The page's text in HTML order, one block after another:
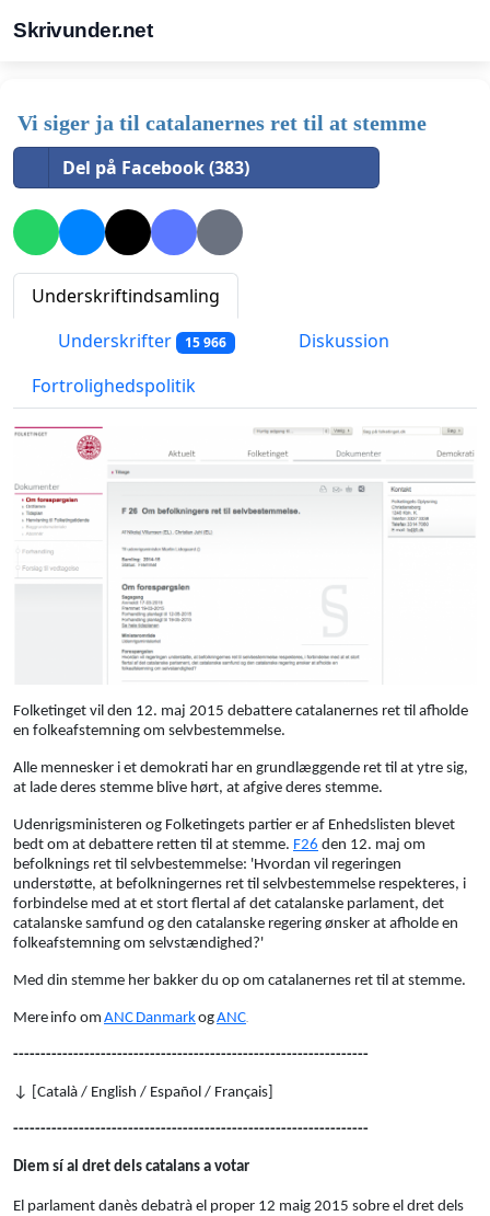
Skrivunder.net
Vi siger ja til catalanernes ret til at stemme
Del på Facebook (383)
Underskriftindsamling
Underskrifter
15 966
Diskussion
Fortrolighedspolitik
Folketinget vil den 12. maj 2015 debattere catalanernes ret til afholde
en folkeafstemning om selvbestemmelse.
Alle mennesker i et demokrati har en grundlæggende ret til at ytre sig,
at lade deres stemme blive hørt, at afgive deres stemme.
Udenrigsministeren og Folketingets partier er af Enhedslisten blevet
bedt om at debattere retten til at stemme. F26 den 12. maj om
befolknings ret til selvbestemmelse: 'Hvordan vil regeringen
understøtte, at befolkningernes ret til selvbestemmelse respekteres, i
forbindelse med at et stort flertal af det catalanske parlament, det
catalanske samfund og den catalanske regering ønsker at afholde en
folkeafstemning om selvstændighed ?'
Med din stemme her bakker du op om catalanernes ret til at stemme.
Mere info om ANC DanmarkogANC
-----------------------------------------------------------------
↓ [Català / English / Español / Français]
-----------------------------------------------------------------
Diem sí al dret dels catalans a votar
El parlament danès debatrà el proper 12 maig 2015 sobre el dret dels